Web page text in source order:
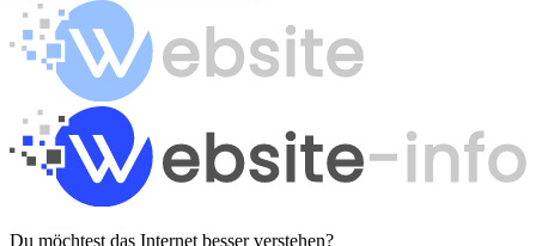
Du möchtest das Internet besser verstehen?